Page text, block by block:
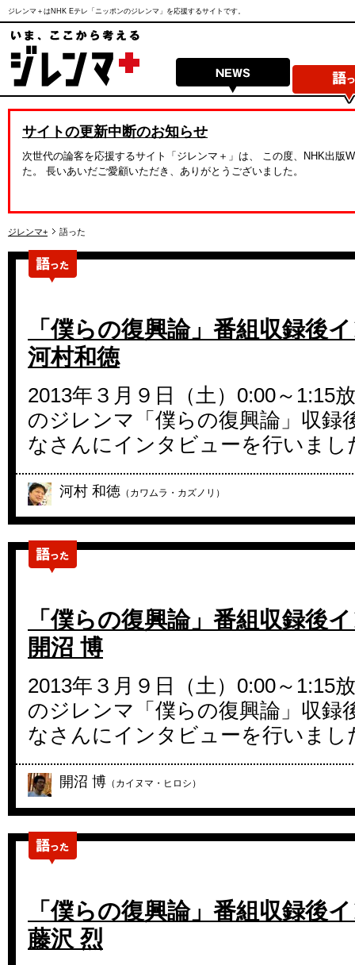
ジレンマ＋はNHK Eテレ「ニッポンのジレンマ」を応援するサイトです。
サイトの更新中断のお知らせ
次世代の論客を応援するサイト「ジレンマ＋」は、 この度、NHK出
た。 長いあいだご愛顧いただき、ありがとうございました。
ジレンマ+ 語った
「僕らの復興論」番組収録後
河村和徳
2013年３月９日（土）0:00～1:15
のジレンマ「僕らの復興論」収録
なさんにインタビューを行いまし
河村 和徳 （カワムラ・カズノリ）
「僕らの復興論」番組収録後
開沼 博
2013年３月９日（土）0:00～1:15
のジレンマ「僕らの復興論」収録
なさんにインタビューを行いまし
開沼 博 （カイヌマ・ヒロシ）
「僕らの復興論」番組収録後
藤沢 烈